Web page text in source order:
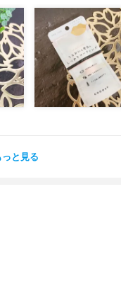
美人に♫
コート的なテクスチ
った気分の
と見る